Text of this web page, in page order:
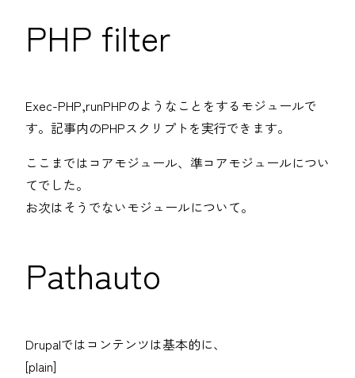
PHP filter
Exec-PHP,runPHPのようなことをするモジュールで
す。記事内のPHPスクリプトを実行できます。
ここまではコアモジュール、準コアモジュールについ
てでした。
お次はそうでないモジュールについて。
Pathauto
Drupalではコンテンツは基本的に、
[plain]